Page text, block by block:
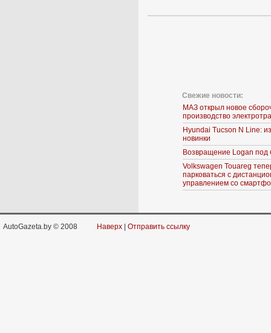
Свежие новости:
МАЗ открыл новое
производство
Hyundai Tucson N Line:
новинки
Возвращение Logan под
Volkswagen Touareg
парковаться с
управлением со
AutoGazeta.by © 2008 Наверх Отправить ссылку